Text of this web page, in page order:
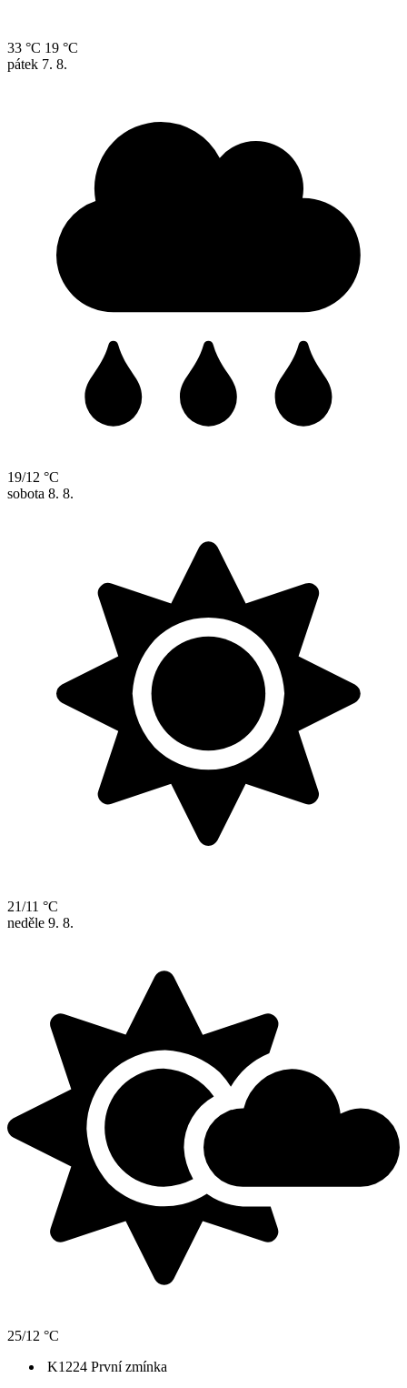
33 °C 19 °C
pátek 7. 8.
19/12 °C
sobota 8. 8.
21/11 °C
neděle 9. 8.
25/12 °C
K1224 První zmínka